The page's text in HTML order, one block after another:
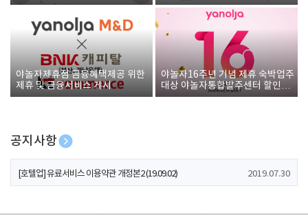
야놀자제휴점 금융혜택제공 위한
제휴 및 금융서비스 게시
야놀자16주년 기념 제휴 숙박업주
대상 야놀자통합발주센터 할인쿠
폰 증정
공지사항
[호텔업] 개인정보 처리방침 개정본1 (19.09.02)
[호텔업] 유료서비스 이용약관 개정본2 (19.09.02) 2019.07.30